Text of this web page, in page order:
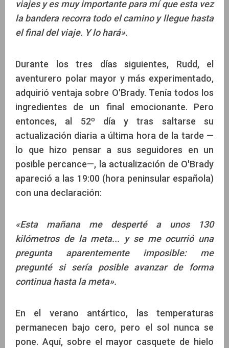
viajes y es muy importante para mí que esta vez
la bandera recorra todo el camino y llegue hasta
el final del viaje. Y lo hará».
Durante los tres días siguientes, Rudd, el
aventurero polar mayor y más experimentado,
adquirió ventaja sobre O'Brady. Tenía todos los
ingredientes de un final emocionante. Pero
entonces, al 52º día y tras saltarse su
actualización diaria a última hora de la tarde —
lo que hizo pensar a sus seguidores en un
posible percance—, la actualización de O'Brady
apareció a las 19:00 (hora peninsular española)
con una declaración:
«Esta mañana me desperté a unos 130
kilómetros de la meta... y se me ocurrió una
pregunta aparentemente imposible: me
pregunté si sería posible avanzar de forma
continua hasta la meta».
En el verano antártico, las temperaturas
permanecen bajo cero, pero el sol nunca se
pone. Aquí, sobre el mayor casquete de hielo